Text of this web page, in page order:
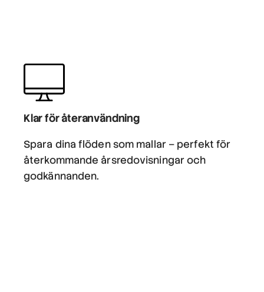
Klar för återanvändning
Spara dina flöden som mallar – perfekt för
återkommande årsredovisningar och
godkännanden.